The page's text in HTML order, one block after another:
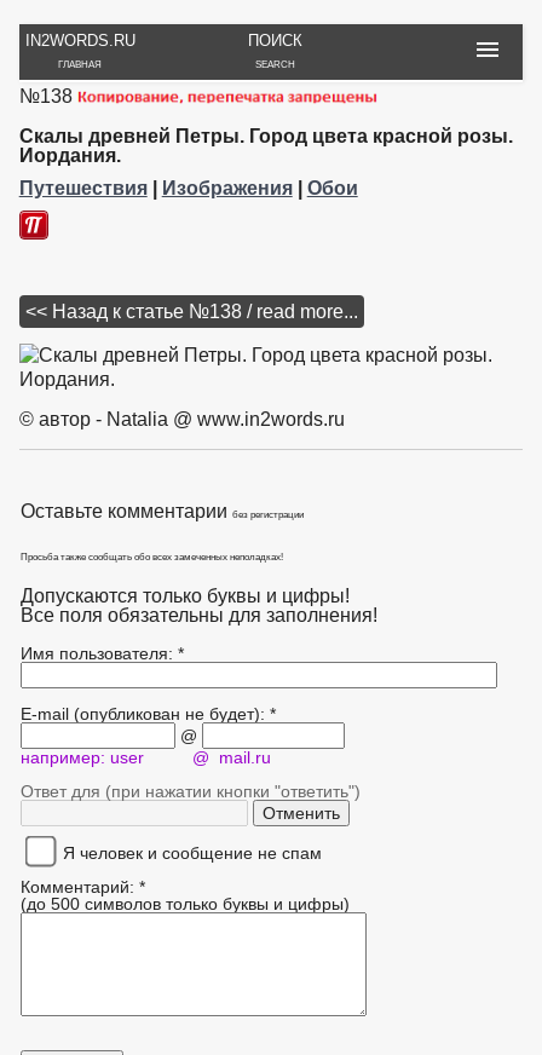
IN2WORDS.RU
ГЛАВНАЯ
ПОИСК
SEARCH
РУКОДЕЛИЕ ТОВАРЫ ПУТЕШЕСТВИЯ
ИГРЫ
НА РАБ. СТОЛ
№138
Скалы древней Петры. Город цвета красной розы.
Иордания.
Путешествия| Изображения| Обои
<< Назад к статье №138 / read more...
© автор - Natalia @ www.in2words.ru
Оставьте комментарии без регистрации
Просьба также сообщать обо всех замеченных неполадках!
Допускаются только буквы и цифры!
Все поля обязательны для заполнения!
Имя пользователя: *
E-mail (опубликован не будет): *
@
например: user @ mail.ru
Ответ для (при нажатии кнопки "ответить")
Я человек и сообщение не спам
Комментарий: *
(до 500 символов только буквы и цифры)